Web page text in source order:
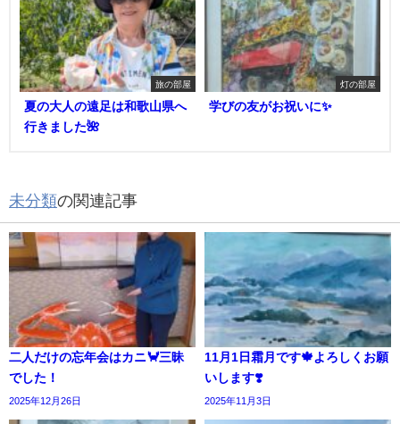
旅の部屋
夏の大人の遠足は和歌山県へ
行きました🌺
灯の部屋
学びの友がお祝いに✨
未分類の関連記事
二人だけの忘年会はカニ🦀三昧
でした！
2025年12月26日
11月1日霜月です🍁よろしくお願
いします❣️
2025年11月3日